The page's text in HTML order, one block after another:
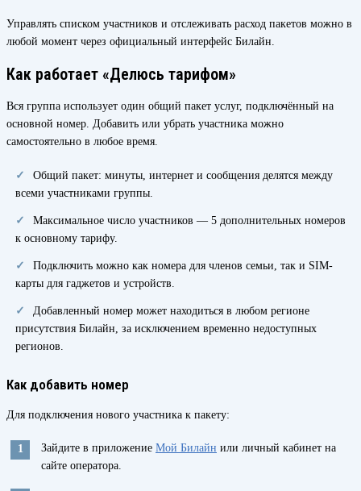
Управлять списком участников и отслеживать расход пакетов можно в
любой момент через официальный интерфейс Билайн.
Как работает «Делюсь тарифом»
Вся группа использует один общий пакет услуг, подключённый на
основной номер. Добавить или убрать участника можно
самостоятельно в любое время.
Общий пакет: минуты, интернет и сообщения делятся между
всеми участниками группы.
Максимальное число участников — 5 дополнительных номеров
к основному тарифу.
Подключить можно как номера для членов семьи, так и SIM-
карты для гаджетов и устройств.
Добавленный номер может находиться в любом регионе
присутствия Билайн, за исключением временно недоступных
регионов.
Как добавить номер
Для подключения нового участника к пакету:
Зайдите в приложение Мой Билайн или личный кабинет на
сайте оператора.